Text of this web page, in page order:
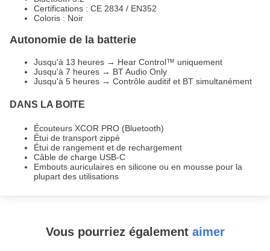
Certifications : CE 2834 / EN352
Coloris : Noir
Autonomie de la batterie
Jusqu'à 13 heures → Hear Control™ uniquement
Jusqu'à 7 heures → BT Audio Only
Jusqu'à 5 heures → Contrôle auditif et BT simultanément
DANS LA BOITE
Écouteurs XCOR PRO (Bluetooth)
Étui de transport zippé
Étui de rangement et de rechargement
Câble de charge USB-C
Embouts auriculaires en silicone ou en mousse pour la
plupart des utilisations
Vous pourriez également aimer